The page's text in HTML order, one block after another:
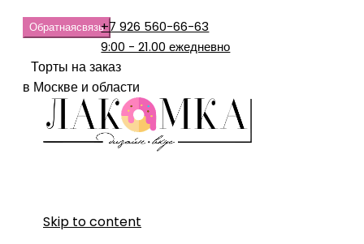
Обратнаясвязь+7 926 560-66-63
9:00 - 21.00 ежедневно
Торты на заказ
в Москве и области
Skip to content